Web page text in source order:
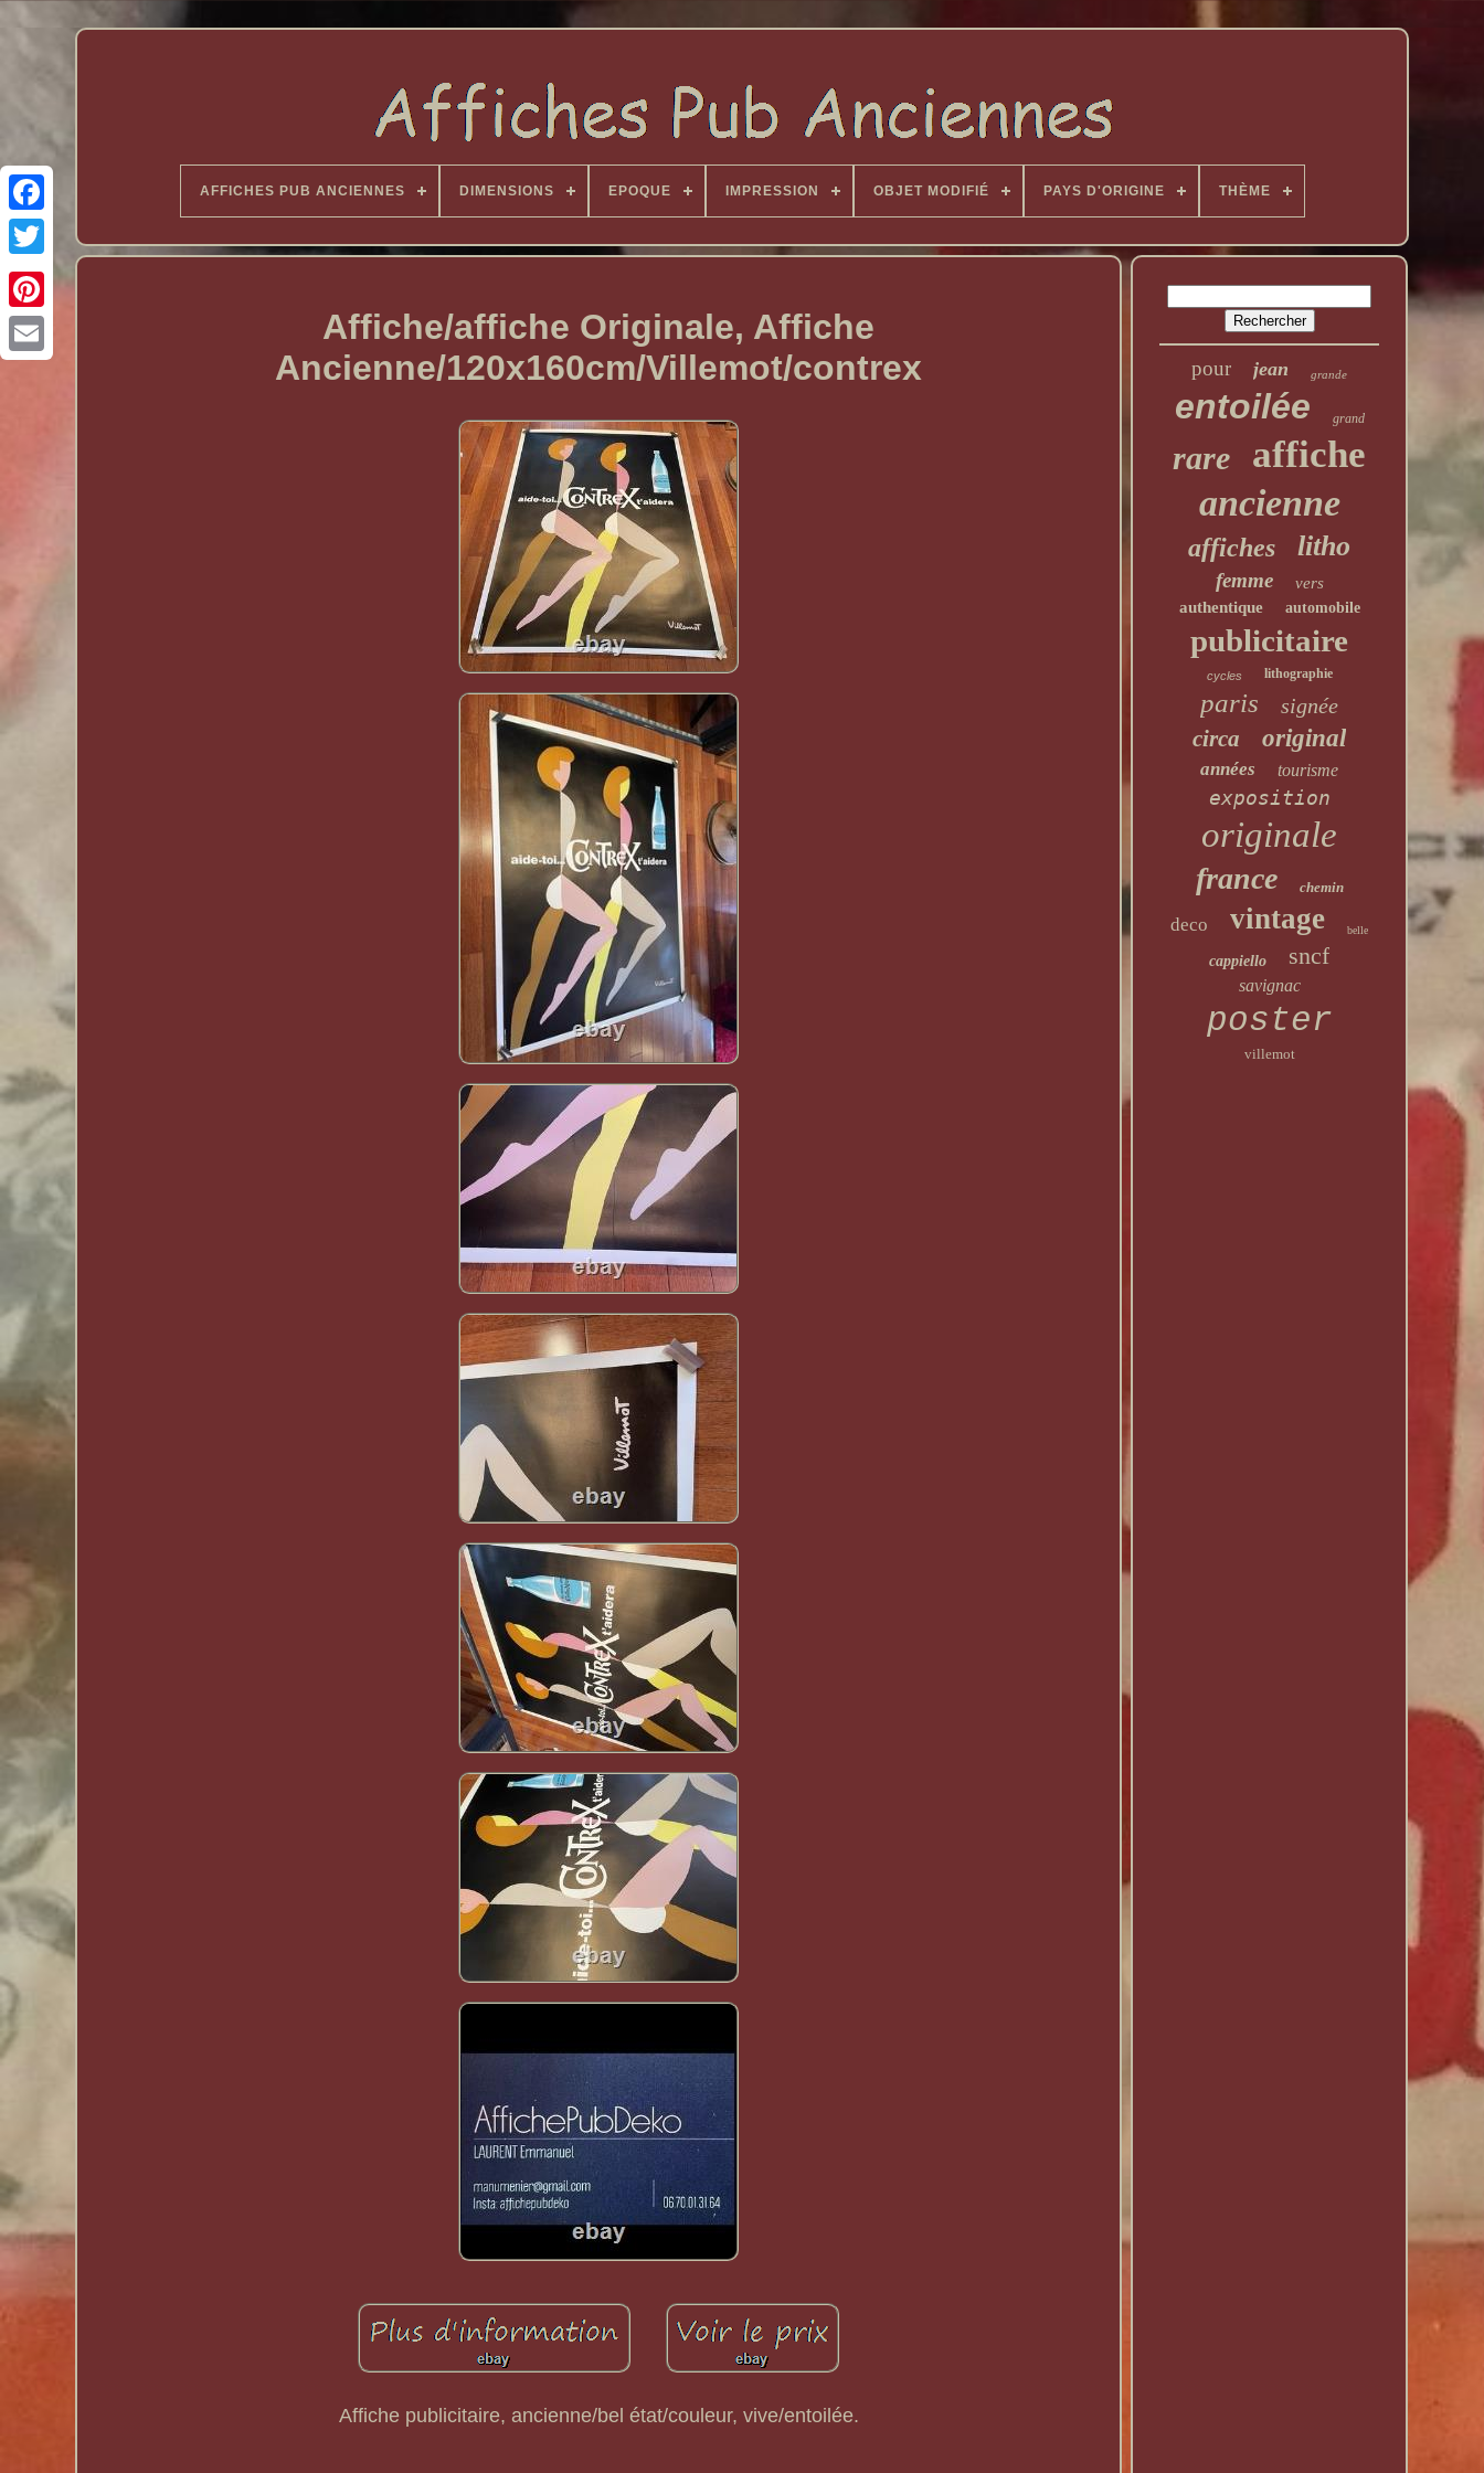
AFFICHES PUB ANCIENNES DIMENSIONS EPOQUE IMPRESSION OBJET MODIFIÉ PAYS D'ORIGINE THÈME
Affiche/affiche Originale, Affiche
Ancienne/120x160cm/Villemot/contrex
Affiche publicitaire, ancienne/bel état/couleur, vive/entoilée.
pour jean grande
entoilée grand
rare affiche
ancienne
affiches litho
femme
vers
authentique
automobile
publicitaire
cycles lithographie
paris signée
circa original
années tourisme
exposition
originale
france chemin
deco vintage belle
cappiello sncf
savignac
poster
villemot